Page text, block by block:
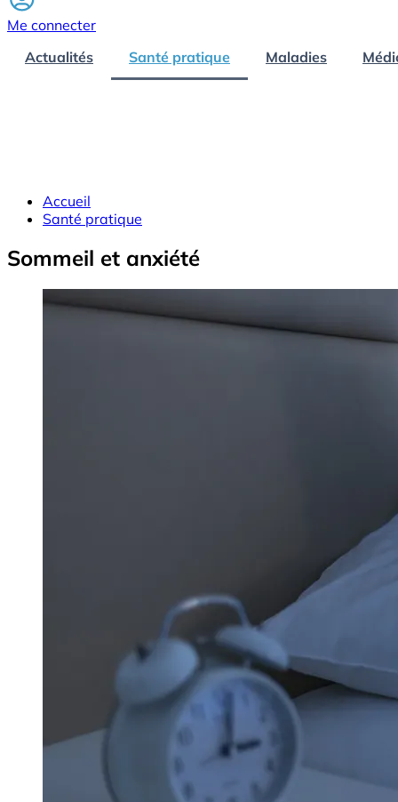
Me connecter
Actualités
Santé pratique Maladies
Accueil
Santé pratique
Sommeil et anxiété